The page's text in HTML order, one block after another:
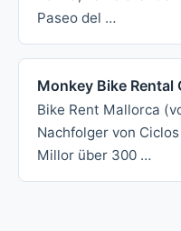
Paseo del …
Monkey Bike Rental
Bike Rent Mallorca
Nachfolger von
Millor über 300 …